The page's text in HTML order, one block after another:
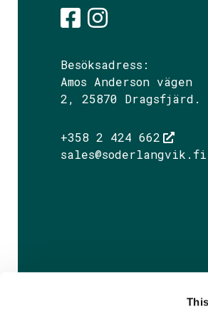
Besöksadress:
Amos Anderson vägen
2, 25870 Dragsfjärd.
+358 2 424 662
sales@soderlangvik.fi